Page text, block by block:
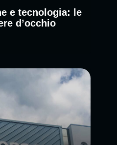
e tecnologia: le
d’occhio